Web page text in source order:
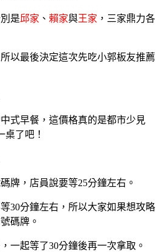
是 邱家 、 賴家與王家 ，三家鼎力各
以最後決定這次先吃小郭板友推薦
式早餐，這價格真的是都市少見
桌了吧！
牌，店員說要等25分鐘左右。
30分鐘左右，所以大家如果想攻略
碼牌。
一起等了30分鐘後再一次拿取。